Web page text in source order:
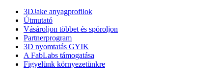
3DJake anyagprofilok
Útmutató
Vásároljon többet és spóroljon
Partnerprogram
3D nyomtatás GYIK
A FabLabs támogatása
Figyelünk környezetünkre